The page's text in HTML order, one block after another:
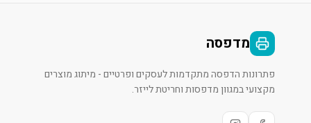
מדפסה
פתרונות הדפסה מתקדמות לעסקים ופרטיים - מיתוג מוצרים
מקצועי במגוון מדפסות וחריטת לייזר.